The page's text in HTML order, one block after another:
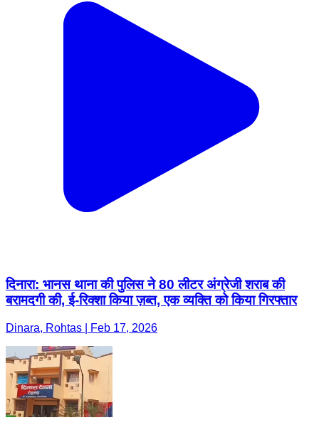
दिनारा: भानस थाना की पुलिस ने 80 लीटर अंग्रेजी शराब की
बरामदगी की, ई-रिक्शा किया ज़ब्त, एक व्यक्ति को किया गिरफ्तार
Dinara, Rohtas | Feb 17, 2026